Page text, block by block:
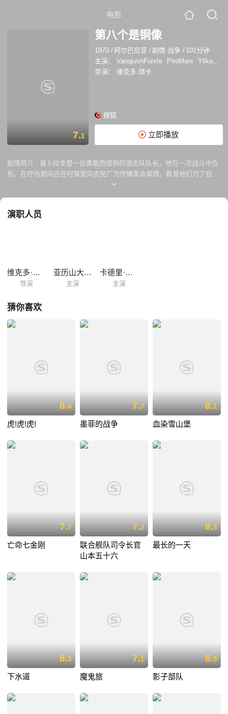
电影
7.1
第八个是铜像
1970 / 阿尔巴尼亚 /剧情 战争 / 101分钟
主演：
VangjushFurxhi PiroMani
YllkaMujo
导演：
维克多·琪卡
搜狐
立即播放
剧情简介 : 易卜拉辛是一位勇敢而成熟的游击队队长，他在一次战斗中负
伤，在疗伤期间还在村落里向农民广为传播革命真理，教育他们为了自由
翻身而与法西斯战斗，帮助不少村民走上革命之道。后来他在战斗中光荣
演职人员
维克多·琪卡
导演
亚历山大·普罗西
主演
卡德里·罗希
主演
猜你喜欢
8.4
虎!虎!虎!
7.7
墨菲的战争
8.1
血染雪山堡
7.7
亡命七金刚
7.2
联合舰队司令长官
山本五十六
8.5
最长的一天
8.3
下水道
7.1
魔鬼旅
8.5
影子部队